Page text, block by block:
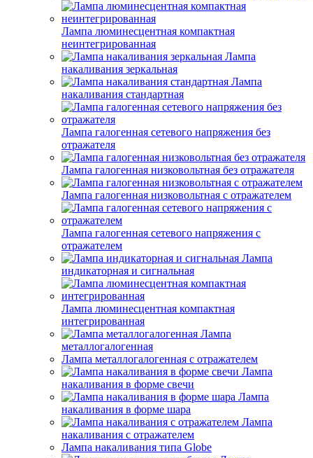
Лампа люминесцентная компактная
неинтегрированная
Лампа
накаливания зеркальная
Лампа
накаливания стандартная
Лампа галогенная сетевого напряжения без
отражателя
Лампа галогенная низковольтная без отражателя
Лампа галогенная низковольтная с отражателем
Лампа галогенная сетевого напряжения с
отражателем
Лампа
индикаторная и сигнальная
Лампа люминесцентная компактная
интегрированная
Лампа
металлогалогенная
Лампа металлогалогенная с отражателем
Лампа
накаливания в форме свечи
Лампа
накаливания в форме шара
Лампа
накаливания с отражателем
Лампа накаливания типа Globe